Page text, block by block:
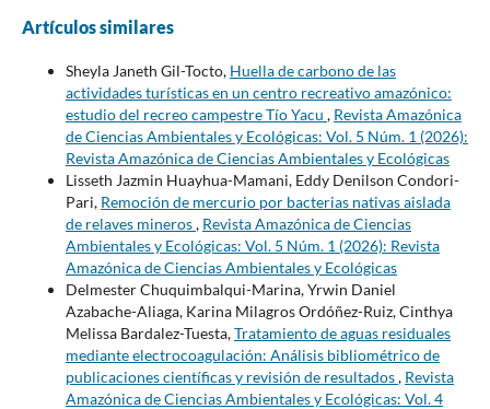
Artículos similares
Sheyla Janeth Gil-Tocto, Huella de carbono de las
actividades turísticas en un centro recreativo amazónico:
estudio del recreo campestre Tío Yacu , Revista Amazónica
de Ciencias Ambientales y Ecológicas: Vol. 5 Núm. 1 (2026):
Revista Amazónica de Ciencias Ambientales y Ecológicas
Lisseth Jazmin Huayhua-Mamani, Eddy Denilson Condori-
Pari, Remoción de mercurio por bacterias nativas aislada
de relaves mineros, Revista Amazónica de Ciencias
Ambientales y Ecológicas: Vol. 5 Núm. 1 (2026): Revista
Amazónica de Ciencias Ambientales y Ecológicas
Delmester Chuquimbalqui-Marina, Yrwin Daniel
Azabache-Aliaga, Karina Milagros Ordóñez-Ruiz, Cinthya
Melissa Bardalez-Tuesta,Tratamiento de aguas residuales
mediante electrocoagulación: Análisis bibliométrico de
publicaciones científicas y revisión de resultados, Revista
Amazónica de Ciencias Ambientales y Ecológicas: Vol. 4